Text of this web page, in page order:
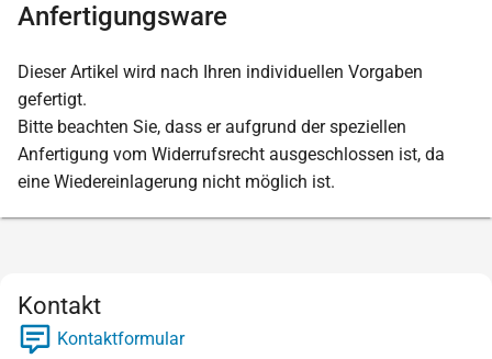
Anfertigungsware
Dieser Artikel wird nach Ihren individuellen Vorgaben
gefertigt.
Bitte beachten Sie, dass er aufgrund der speziellen
Anfertigung vom Widerrufsrecht ausgeschlossen ist, da
eine Wiedereinlagerung nicht möglich ist.
Kontakt
Kontaktformular